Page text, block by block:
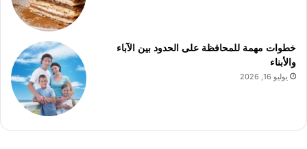
خطوات مهمة للمحافظة على الحدود بين الآباء
والأبناء
يوليو 16, 2026